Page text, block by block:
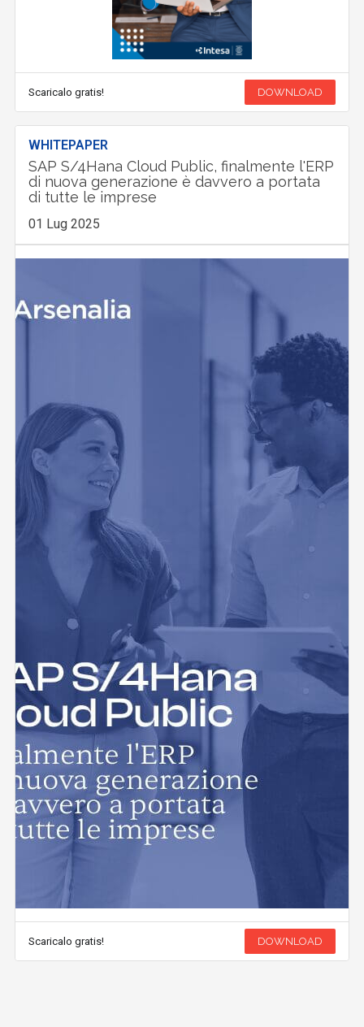
Scaricalo gratis! DOWNLOAD
WHITEPAPER
SAP S/4Hana Cloud Public, finalmente l'ERP
di nuova generazione è davvero a portata
di tutte le imprese
01 Lug 2025
Scaricalo gratis! DOWNLOAD